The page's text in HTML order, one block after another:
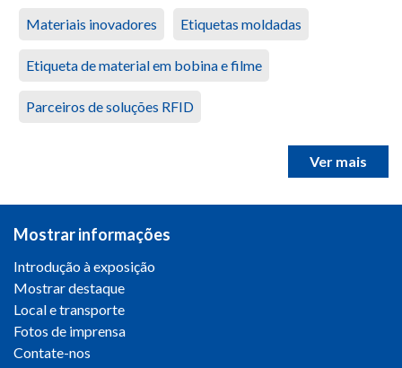
Materiais inovadores Etiquetas moldadas
Etiqueta de material em bobina e filme
Parceiros de soluções RFID
Ver mais
Mostrar informações
Introdução à exposição
Mostrar destaque
Local e transporte
Fotos de imprensa
Contate-nos